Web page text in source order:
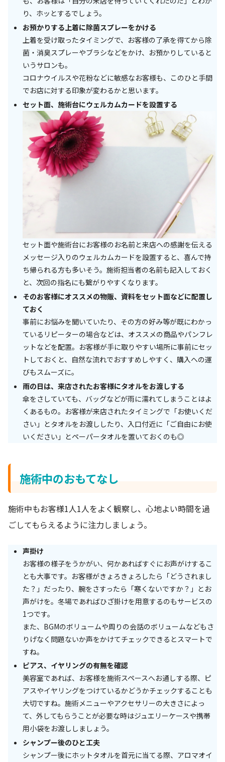
り、ホッとするでしょう。
お預かりする上着に除菌スプレーをかける
上着を受け取ったタイミングで、お客様の了承を得てから除
菌・消臭スプレーやブラシなどをかけ、お預かりしていると
いうサロンも。
コロナウイルスや花粉などに敏感なお客様も、このひと手間
でお店に対する印象が変わるかと思います。
セット面、施術台にウェルカムカードを設置する
セット面や施術台にお客様のお名前と来店への感謝を伝える
メッセージ入りのウェルカムカードを設置すると、喜んで持
ち帰られる方も多いそう。施術担当者の名前も記入しておく
と、次回の指名にも繋がりやすくなります。
そのお客様にオススメの物販、資料をセット面などに配置し
ておく
事前にお悩みを聞いていたり、その方の好み等が既にわかっ
ているリピーターの場合などは、オススメの商品やパンフレ
ットなどを配置。お客様が手に取りやすい場所に事前にセッ
トしておくと、自然な流れでおすすめしやすく、購入への運
びもスムーズに。
雨の日は、来店されたお客様にタオルをお渡しする
傘をさしていても、バッグなどが雨に濡れてしまうことはよ
くあるもの。お客様が来店されたタイミングで「お使いくだ
さい」とタオルをお渡ししたり、入口付近に「ご自由にお使
いください」とペーパータオルを置いておくのも◎
施術中のおもてなし
施術中もお客様1人1人をよく観察し、心地よい時間を過
ごしてもらえるように注力しましょう。
声掛け
お客様の様子をうかがい、何かあればすぐにお声がけするこ
とも大事です。お客様がきょろきょろしたら「どうされまし
た？」だったり、腕をさすったら「寒くないですか？」とお
声がけを。冬場であればひざ掛けを用意するのもサービスの
1つです。
また、BGMのボリュームや周りの会話のボリュームなどもさ
りげなく問題ないか声をかけてチェックできるとスマートで
すね。
ピアス、イヤリングの有無を確認
美容室であれば、お客様を施術スペースへお通しする際、ピ
アスやイヤリングをつけているかどうかチェックすることも
大切ですね。施術メニューやアクセサリーの大きさによっ
て、外してもらうことが必要な時はジュエリーケースや携帯
用小袋をお渡ししましょう。
シャンプー後のひと工夫
シャンプー後にホットタオルを首元に当てる際、アロマオイ